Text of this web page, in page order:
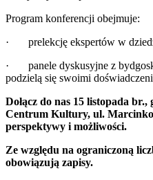
Program konferencji obejmuje:
· prelekcję ekspertów w
· panele dyskusyjne z
podzielą się swoimi
Dołącz do nas 15 listopada br.,
Centrum Kultury, ul.
perspektywy i możliwości.
Ze względu na ograniczoną
obowiązują zapisy.